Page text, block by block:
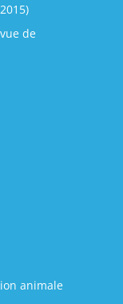
de
animale